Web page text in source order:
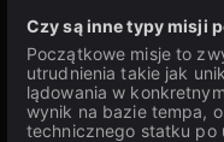
Czy są inne typy misji
Początkowe misje to
utrudnienia takie jak
lądowania w
wynik na bazie tempa,
technicznego statku po